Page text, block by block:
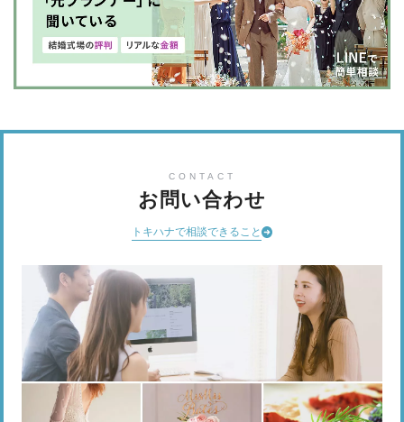
CONTACT
お問い合わせ
トキハナで相談できること